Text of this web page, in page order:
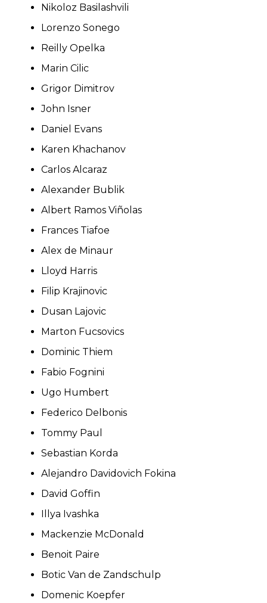
Nikoloz Basilashvili
Lorenzo Sonego
Reilly Opelka
Marin Cilic
Grigor Dimitrov
John Isner
Daniel Evans
Karen Khachanov
Carlos Alcaraz
Alexander Bublik
Albert Ramos Viñolas
Frances Tiafoe
Alex de Minaur
Lloyd Harris
Filip Krajinovic
Dusan Lajovic
Marton Fucsovics
Dominic Thiem
Fabio Fognini
Ugo Humbert
Federico Delbonis
Tommy Paul
Sebastian Korda
Alejandro Davidovich Fokina
David Goffin
Illya Ivashka
Mackenzie McDonald
Benoit Paire
Botic Van de Zandschulp
Domenic Koepfer